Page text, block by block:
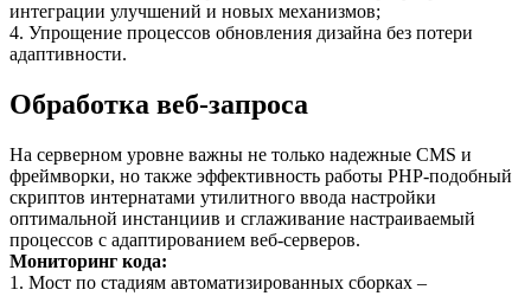
интеграции улучшений и новых механизмов;
4. Упрощение процессов обновления дизайна без потери
адаптивности.
Обработка веб-запроса
На серверном уровне важны не только надежные CMS и
фреймворки, но также эффективность работы PHP-подобный
скриптов интернатами утилитного ввода настройки
оптимальной инстанциив и сглаживание настраиваемый
процессов с адаптированием веб-серверов.
Мониторинг кода:
1. Мост по стадиям автоматизированных сборках –